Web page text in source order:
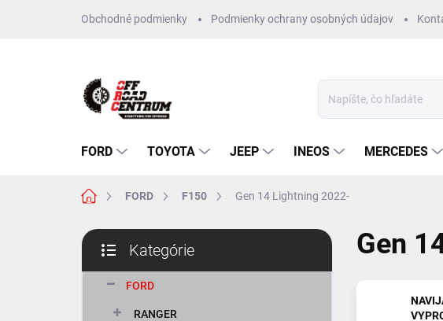
Obchodné podmienky Podmienky ochrany osobných údajov
FORD TOYOTA JEEP INEOS MERCEDES
DomovFORD F150 Gen 14 Lightning 2022-
B
č
kategórie
Kategórie
FORD
RANGER
Gen